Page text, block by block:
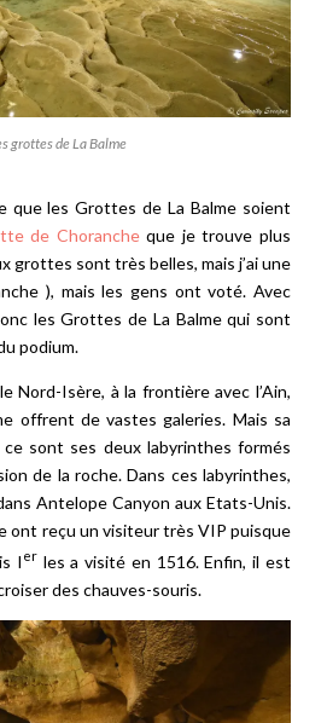
grottes de La Balme
que les Grottes de La Balme soient
de Chorancheque je trouve plus
grottes sont très belles, mais j’ai une
), mais les gens ont voté. Avec
les Grottes de La Balme qui sont
podium.
Nord-Isère, à la frontière avec l’Ain,
offrent de vastes galeries. Mais sa
sont ses deux labyrinthes formés
de la roche. Dans ces labyrinthes,
Antelope Canyon aux Etats-Unis.
ont reçu un visiteur très VIP puisque
I erles a visité en 1516. Enfin, il est
des chauves-souris.